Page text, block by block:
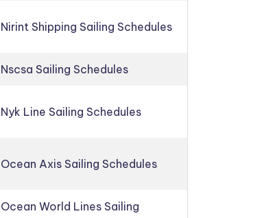
Nirint Shipping Sailing Schedules
Nscsa Sailing Schedules
Nyk Line Sailing Schedules
Ocean Axis Sailing Schedules
Ocean World Lines Sailing